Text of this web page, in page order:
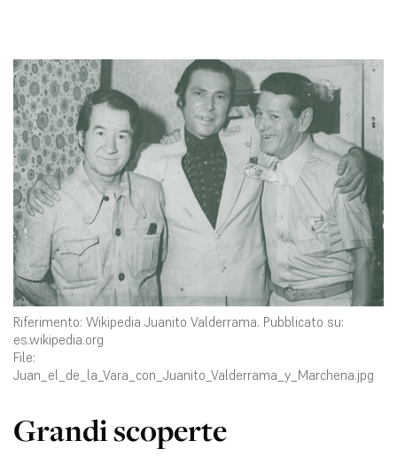
Riferimento: Wikipedia Juanito Valderrama. Pubblicato su:
es.wikipedia.org
File:
Juan_el_de_la_Vara_con_Juanito_Valderrama_y_Marchena.jpg
Grandi scoperte